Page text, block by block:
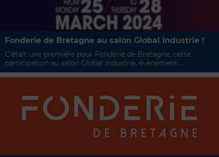
Fonderie de Bretagne au salon Global Industrie !
C’était une première pour Fonderie de Bretagne, cette
participation au salon Global Industrie, évènement ...